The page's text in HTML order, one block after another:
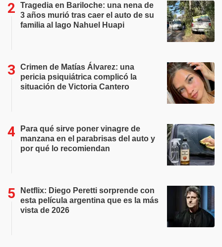
Tragedia en Bariloche: una nena de
3 años murió tras caer el auto de su
familia al lago Nahuel Huapi
Crimen de Matías Álvarez: una
pericia psiquiátrica complicó la
situación de Victoria Cantero
Para qué sirve poner vinagre de
manzana en el parabrisas del auto y
por qué lo recomiendan
Netflix: Diego Peretti sorprende con
esta película argentina que es la más
vista de 2026